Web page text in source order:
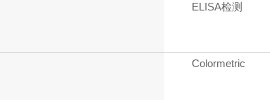
ELISA检测
Colormetric